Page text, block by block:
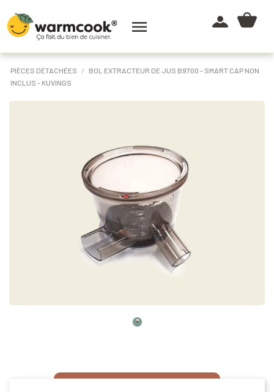

PIÈCES DÉTACHÉES
BOL EXTRACTEUR DE JUS B9700 - SMART CAP NON
INCLUS - KUVINGS